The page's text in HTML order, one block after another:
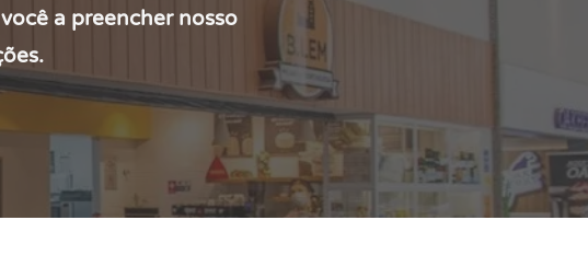
a preencher nosso